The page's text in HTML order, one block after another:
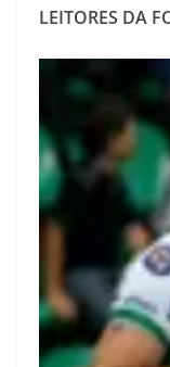
LEITORES DA